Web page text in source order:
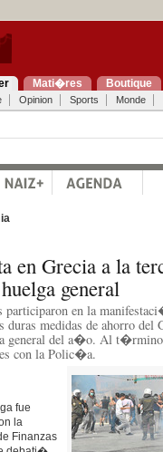
Mati�res Boutique
Opinion Sports Monde
en Grecia a la
general
en la
duras medidas de ahorro del
general del a�o. Al
con la Polic�a.
fue
la
Finanzas